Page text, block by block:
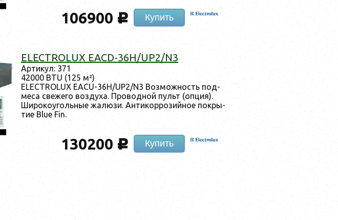
106900 c Купить
ELECTROLUX EACD-36H/UP2/N3
Ар­ти­кул: 371
42000 BTU (125 м²)
ELECTROLUX EACU-36H/UP2/N3 Воз­можность под­
ме­са све­жего воз­ду­ха. Про­вод­ной пульт (оп­ция).
Ши­роко­уголь­ные жа­люзи. Ан­ти­кор­ро­зий­ное пок­ры­
тие Blue Fin.
130200 c Купить